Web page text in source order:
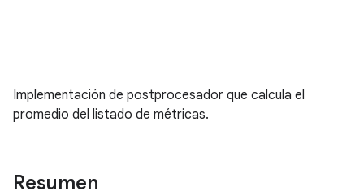
Implementación de postprocesador que calcula el
promedio del listado de métricas.
Resumen